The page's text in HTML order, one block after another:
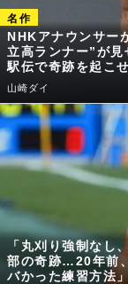
NHKアナウンサー
立高ランナー”が
駅伝で奇跡を起こ
山崎ダイ
「丸刈り強制なし
部の奇跡…20年前
バかった練習方法」